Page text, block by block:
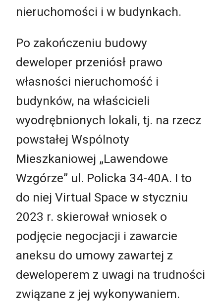
nieruchomości i w budynkach.
Po zakończeniu budowy
deweloper przeniósł prawo
własności nieruchomość i
budynków, na właścicieli
wyodrębnionych lokali, tj. na rzecz
powstałej Wspólnoty
Mieszkaniowej „Lawendowe
Wzgórze” ul. Policka 34-40A. I to
do niej Virtual Space w styczniu
2023 r. skierował wniosek o
podjęcie negocjacji i zawarcie
aneksu do umowy zawartej z
deweloperem z uwagi na trudności
związane z jej wykonywaniem.